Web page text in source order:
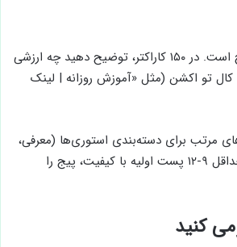
بیو مانند شناسنامه پیج است. در ۱۵۰ کاراکتر، توضیح دهید چه ارزشی
کال تو اکشن (مثل «آموزش روزانه | لینک
مرتب برای دسته‌بندی استوری‌ها (معرفی،
محصولات، نظرات) و حداقل ۹-۱۲ پست اولیه با کیفیت، پیج را
کنید